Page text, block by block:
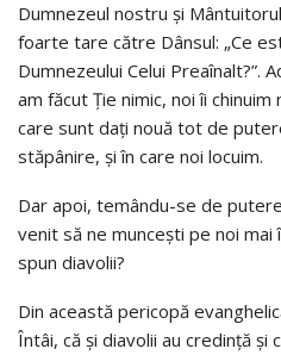
Dumnezeul nostru şi
foarte tare către Dânsul: „Ce
Dumnezeului Celui Preaînalt?”.
am făcut Ţie nimic, noi îi
care sunt daţi nouă tot de
stăpânire, şi în care noi locuim.
Dar apoi, temându-se de
venit să ne munceşti pe noi mai
spun diavolii?
Din această pericopă
Întâi, că şi diavolii au credinţă şi